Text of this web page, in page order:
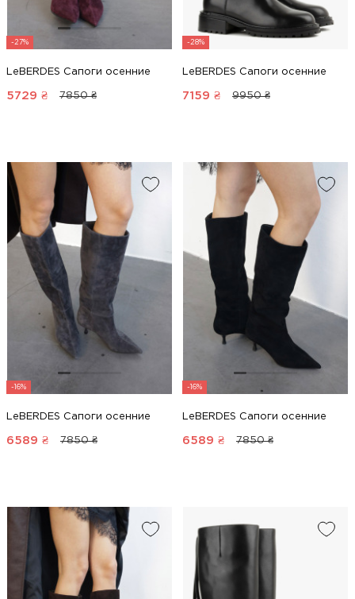
-27%
LeBERDES Сапоги осенние
5729 ₴ 7850 ₴
-28%
LeBERDES Сапоги осенние
7159 ₴ 9950 ₴
-16%
LeBERDES Сапоги осенние
6589 ₴ 7850 ₴
-16%
LeBERDES Сапоги осенние
6589 ₴ 7850 ₴